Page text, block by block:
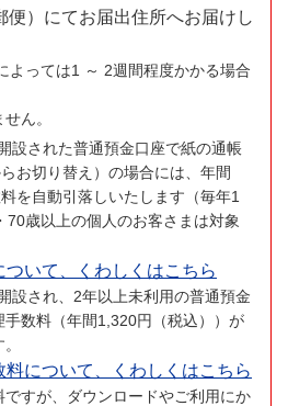
便）にてお届出住所へお届けし
よっては1 ～ 2週間程度かかる場合
ん。
設された普通預金口座で紙の通帳
お切り替え）の場合には、年間
を自動引落しいたします（毎年1
70歳以上の個人のお客さまは対象
いて、くわしくはこちら
設され、2年以上未利用の普通預金
手数料（年間1,320円（税込））が
について、くわしくはこちら
すが、ダウンロードやご利用にか